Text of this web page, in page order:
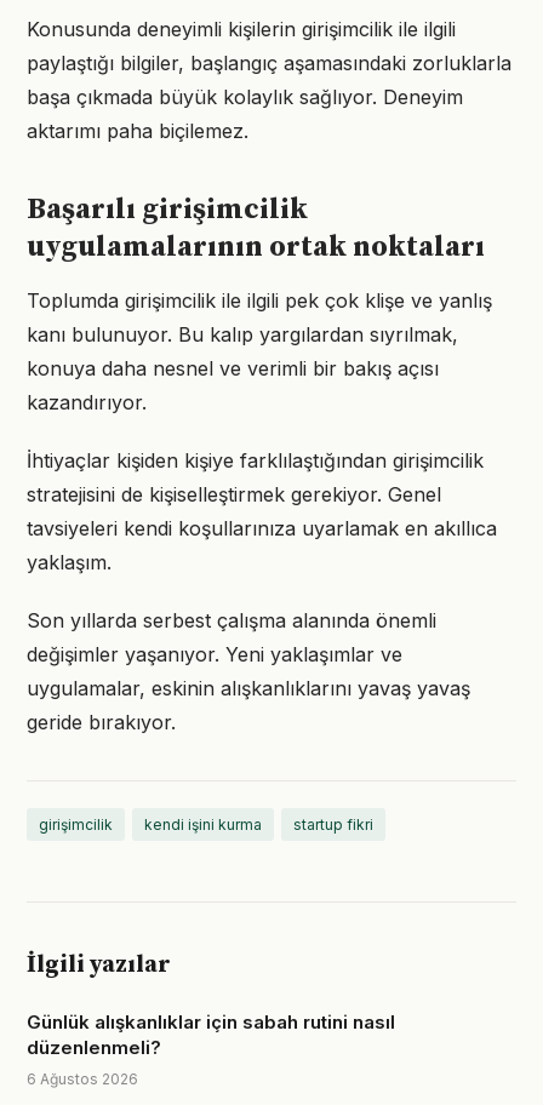
Konusunda deneyimli kişilerin girişimcilik ile ilgili
paylaştığı bilgiler, başlangıç aşamasındaki zorluklarla
başa çıkmada büyük kolaylık sağlıyor. Deneyim
aktarımı paha biçilemez.
Başarılı girişimcilik
uygulamalarının ortak noktaları
Toplumda girişimcilik ile ilgili pek çok klişe ve yanlış
kanı bulunuyor. Bu kalıp yargılardan sıyrılmak,
konuya daha nesnel ve verimli bir bakış açısı
kazandırıyor.
İhtiyaçlar kişiden kişiye farklılaştığından girişimcilik
stratejisini de kişiselleştirmek gerekiyor. Genel
tavsiyeleri kendi koşullarınıza uyarlamak en akıllıca
yaklaşım.
Son yıllarda serbest çalışma alanında önemli
değişimler yaşanıyor. Yeni yaklaşımlar ve
uygulamalar, eskinin alışkanlıklarını yavaş yavaş
geride bırakıyor.
girişimcilik kendi işini kurma startup fikri
İlgili yazılar
Günlük alışkanlıklar için sabah rutini nasıl
düzenlenmeli?
6 Ağustos 2026